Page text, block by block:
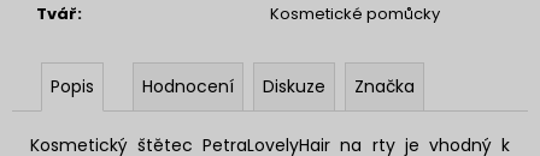
Tvář: Kosmetické pomůcky
Popis Hodnocení Diskuze Značka
Kosmetický štětec PetraLovelyHair na rty je vhodný k